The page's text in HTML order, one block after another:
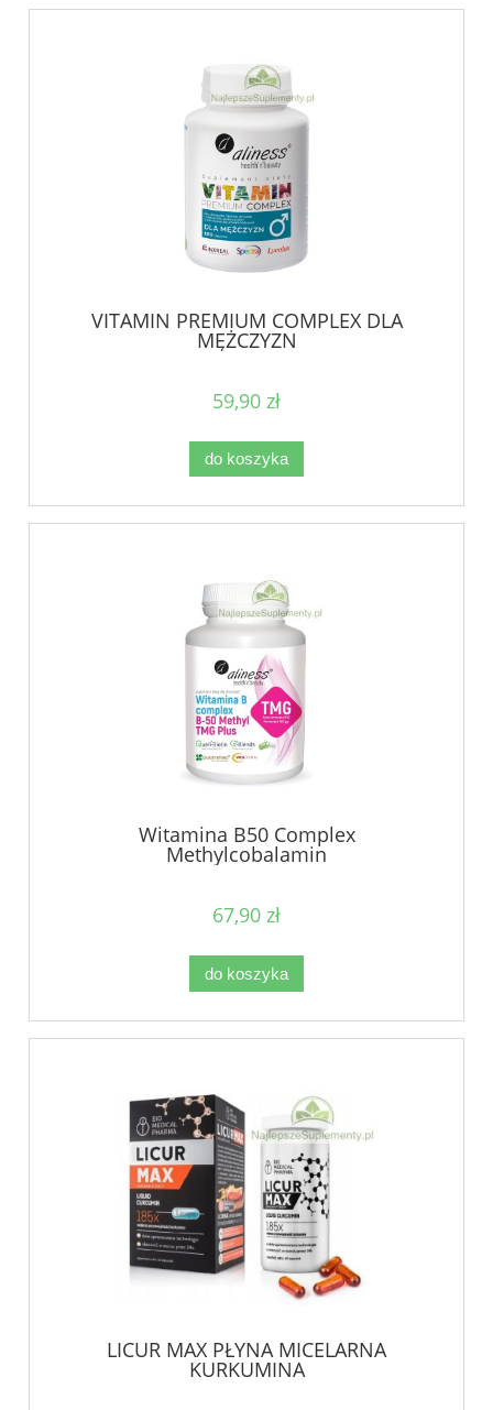
VITAMIN PREMIUM COMPLEX DLA
MĘŻCZYZN
59,90 zł
do koszyka
Witamina B50 Complex
Methylcobalamin
67,90 zł
do koszyka
LICUR MAX PŁYNA MICELARNA
KURKUMINA